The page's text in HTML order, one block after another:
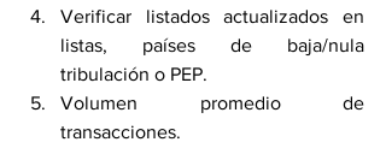
Verificar listados actualizados en
listas, países de baja/nula
tribulación o PEP.
Volumen promedio de
transacciones.